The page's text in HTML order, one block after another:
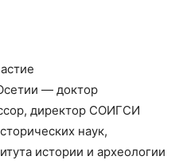
— доктор
директор СОИГСИ
наук,
истории и археологии